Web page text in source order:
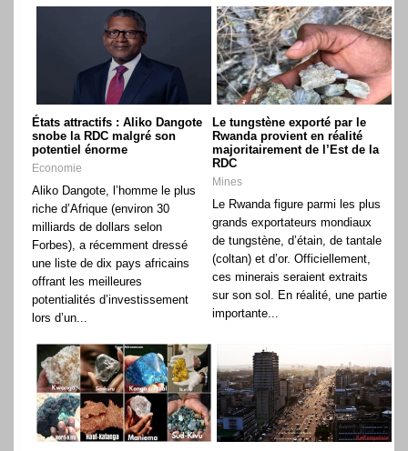
États attractifs : Aliko Dangote
snobe la RDC malgré son
potentiel énorme
Economie
Aliko Dangote, l’homme le plus
riche d’Afrique (environ 30
milliards de dollars selon
Forbes), a récemment dressé
une liste de dix pays africains
offrant les meilleures
potentialités d’investissement
lors d’un...
Le tungstène exporté par le
Rwanda provient en réalité
majoritairement de l’Est de la
RDC
Mines
Le Rwanda figure parmi les plus
grands exportateurs mondiaux
de tungstène, d’étain, de tantale
(coltan) et d’or. Officiellement,
ces minerais seraient extraits
sur son sol. En réalité, une partie
importante...